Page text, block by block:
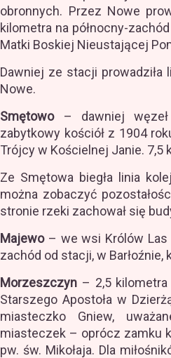
obronnych. Przez Nowe
kilometra na północny-
Matki Boskiej Nieustającej
Dawniej ze stacji
Nowe.
Smętowo– dawniej węzeł
zabytkowy kościół z 1904
Trójcy w Kościelnej Janie. 7,5
Ze Smętowa biegła linia
można zobaczyć
stronie rzeki zachował się
Majewo– we wsi Królów Las
zachód od stacji, w Barłoźnie,
Morzeszczyn – 2,5
Starszego Apostoła w
miasteczko Gniew,
miasteczek – oprócz zamku
pw. św. Mikołaja. Dla